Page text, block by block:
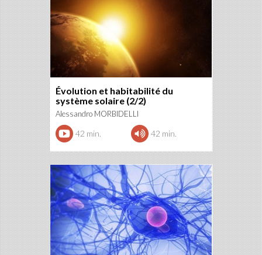
Évolution et habitabilité du
système solaire (2/2)
Alessandro MORBIDELLI
42 min. 42 min.